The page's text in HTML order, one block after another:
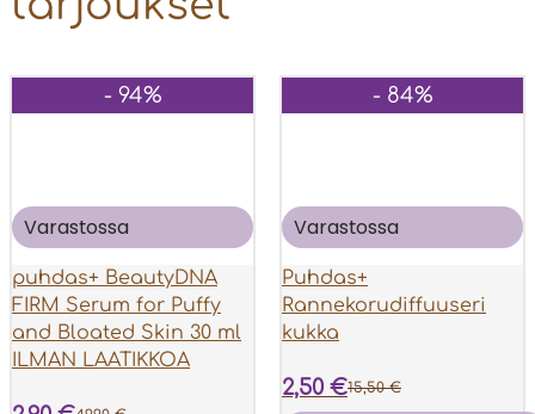
- 94%
Varastossa
puhdas+ BeautyDNA
FIRM Serum for Puffy
and Bloated Skin 30 ml
ILMAN LAATIKKOA
- 84%
Varastossa
Puhdas+
Rannekorudiffuuseri
kukka
15,50€
2,50 €